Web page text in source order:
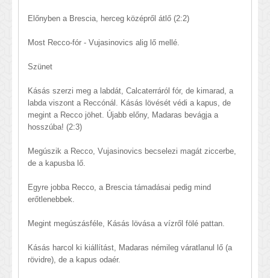
Előnyben a Brescia, herceg középről átlő (2:2)
Most Recco-fór - Vujasinovics alig lő mellé.
Szünet
Kásás szerzi meg a labdát, Calcaterráról fór, de kimarad, a
labda viszont a Reccónál. Kásás lövését védi a kapus, de
megint a Recco jöhet. Újabb előny, Madaras bevágja a
hosszúba! (2:3)
Megúszik a Recco, Vujasinovics becselezi magát ziccerbe,
de a kapusba lő.
Egyre jobba Recco, a Brescia támadásai pedig mind
erőtlenebbek.
Megint megúszásféle, Kásás lövása a vízről fölé pattan.
Kásás harcol ki kiállítást, Madaras némileg váratlanul lő (a
rövidre), de a kapus odaér.